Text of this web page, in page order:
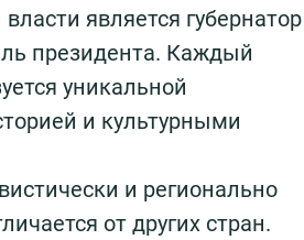
является губернатор
президента. Каждый
уникальной
и культурными
и регионально
от других стран.